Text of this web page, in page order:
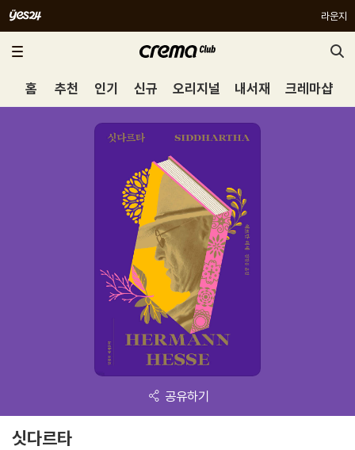
라운지
홈 추천 인기 신규 오리지널 내서재 크레마샵
공유하기
싯다르타